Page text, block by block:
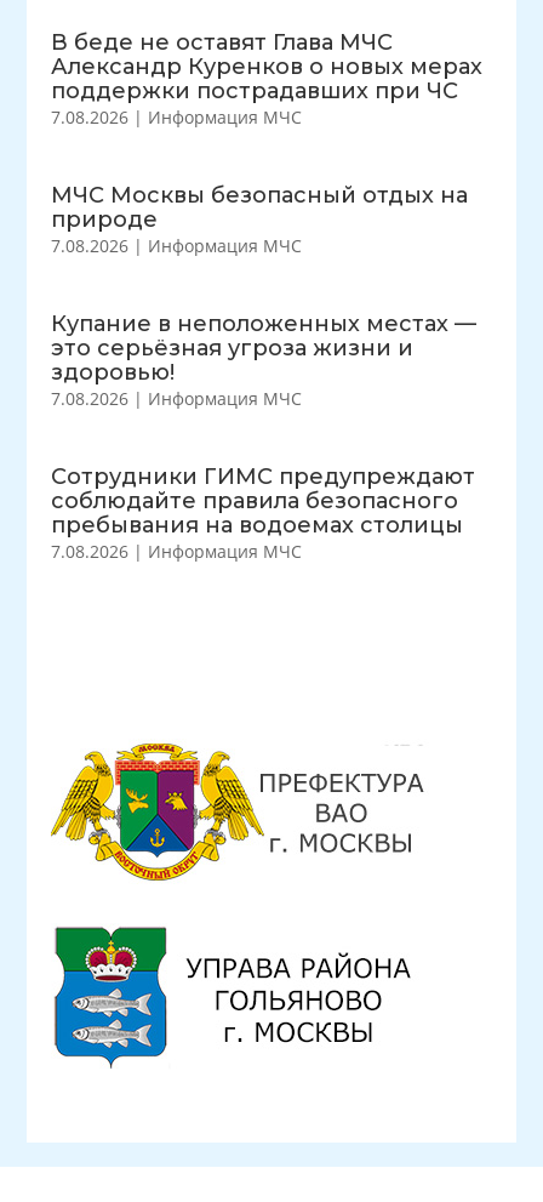
В беде не оставят Глава МЧС
Александр Куренков о новых мерах
поддержки пострадавших при ЧС
7.08.2026 | Информация МЧС
МЧС Москвы безопасный отдых на
природе
7.08.2026 | Информация МЧС
Купание в неположенных местах —
это серьёзная угроза жизни и
здоровью!
7.08.2026 | Информация МЧС
Сотрудники ГИМС предупреждают
соблюдайте правила безопасного
пребывания на водоемах столицы
7.08.2026 | Информация МЧС